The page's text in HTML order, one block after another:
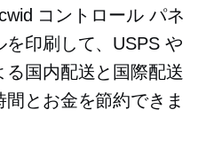
コントロール パネ
印刷して、USPS や
国内配送と国際配送
とお金を節約できま